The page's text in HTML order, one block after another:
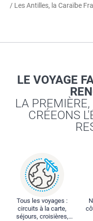
/ Les Antilles, la Caraïbe
LE VOYAGE
LA
CRÉEONS
Tous les voyages :
circuits à la carte,
séjours, croisières,